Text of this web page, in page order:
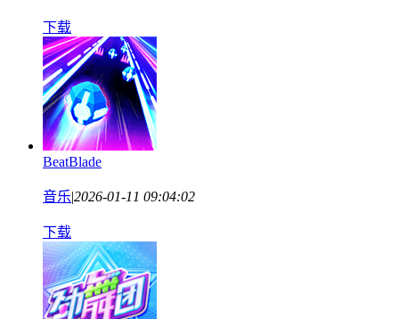
下载
BeatBlade
音乐|2026-01-11 09:04:02
下载